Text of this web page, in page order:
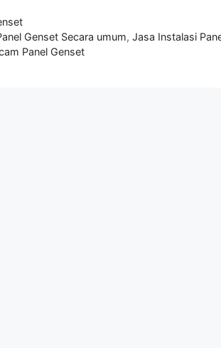
Genset Secara umum,Jasa Instalasi
Panel Genset